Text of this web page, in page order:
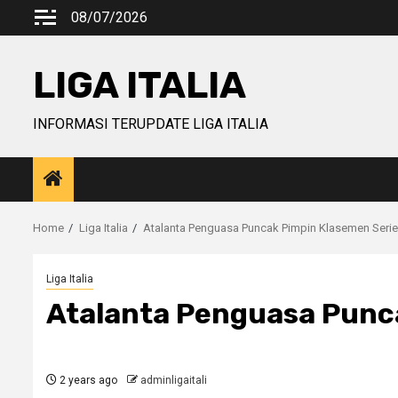
08/07/2026
LIGA ITALIA
INFORMASI TERUPDATE LIGA ITALIA
Home Liga Italia Atalanta Penguasa Puncak Pimpin Klasemen
Liga Italia
Atalanta Penguasa
2 years ago adminligaitali